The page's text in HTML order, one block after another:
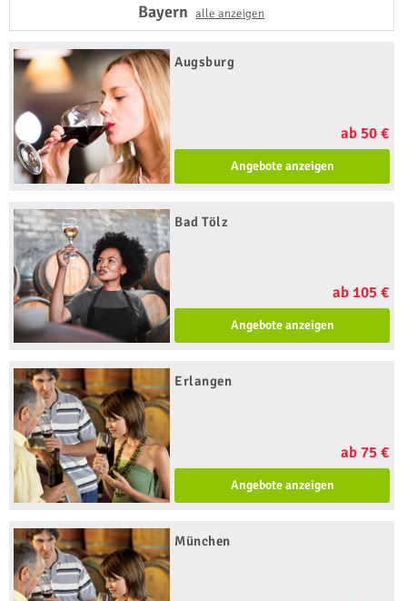
Bayernalle anzeigen
Augsburg
ab 50 €
Angebote anzeigen
Bad Tölz
ab 105 €
Angebote anzeigen
Erlangen
ab 75 €
Angebote anzeigen
München